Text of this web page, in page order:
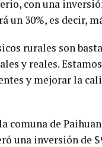
con una
un 30%, es decir,
rurales son
y reales.
y mejorar la
comuna de
una inversión de